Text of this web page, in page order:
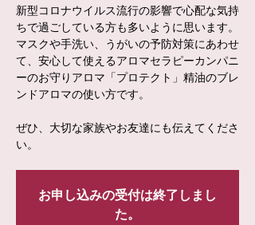
新型コロナウイルス流行の影響で心配な気持
ちで過ごしている方も多いように思います。
マスクや手洗い、うがいの予防対策にあわせ
て、安心して使えるアロマセラピーカンパニ
ーのお守りアロマ「プロテクト」精油のブレ
ンドアロマの使い方です。
ぜひ、大切な家族やお友達にも伝えてくださ
い。
お申し込みの受付は終了しまし
た。